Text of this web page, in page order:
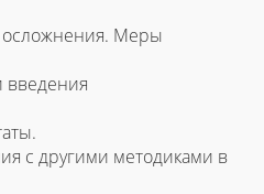
Меры
введения
с другими методиками в